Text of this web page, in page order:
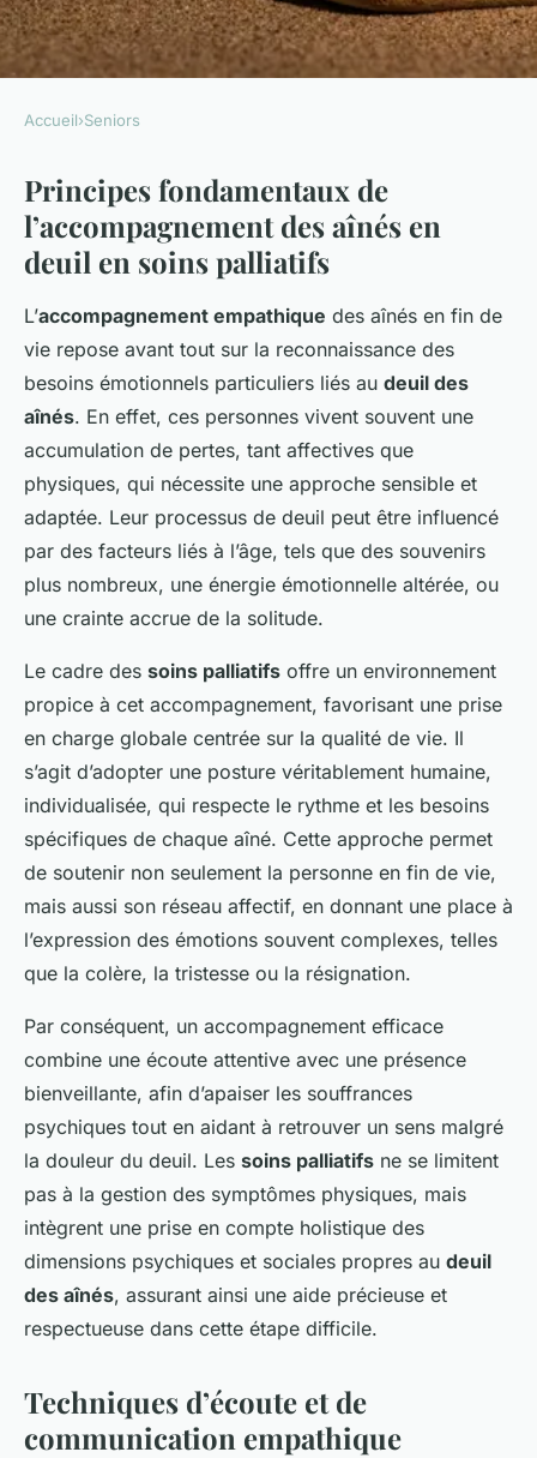
Accompagner les aînés dans le
deuil en soins palliatifs : Une
approche empathique et
humaine
Accueil›Seniors
Principes fondamentaux de
l’accompagnement des aînés en
deuil en soins palliatifs
L’accompagnement empathique des aînés en fin de
vie repose avant tout sur la reconnaissance des
besoins émotionnels particuliers liés au deuil des
aînés. En effet, ces personnes vivent souvent une
accumulation de pertes, tant affectives que
physiques, qui nécessite une approche sensible et
adaptée. Leur processus de deuil peut être influencé
par des facteurs liés à l’âge, tels que des souvenirs
plus nombreux, une énergie émotionnelle altérée, ou
une crainte accrue de la solitude.
Le cadre des soins palliatifs offre un environnement
propice à cet accompagnement, favorisant une prise
en charge globale centrée sur la qualité de vie. Il
s’agit d’adopter une posture véritablement humaine,
individualisée, qui respecte le rythme et les besoins
spécifiques de chaque aîné. Cette approche permet
de soutenir non seulement la personne en fin de vie,
mais aussi son réseau affectif, en donnant une place à
l’expression des émotions souvent complexes, telles
que la colère, la tristesse ou la résignation.
Par conséquent, un accompagnement efficace
combine une écoute attentive avec une présence
bienveillante, afin d’apaiser les souffrances
psychiques tout en aidant à retrouver un sens malgré
la douleur du deuil. Les soins palliatifs ne se limitent
pas à la gestion des symptômes physiques, mais
intègrent une prise en compte holistique des
dimensions psychiques et sociales propres au deuil
des aînés, assurant ainsi une aide précieuse et
respectueuse dans cette étape difficile.
Techniques d’écoute et de
communication empathique